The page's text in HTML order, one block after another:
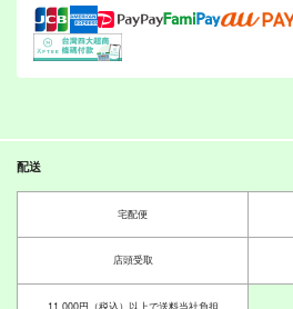
配送
宅配便
店頭受取